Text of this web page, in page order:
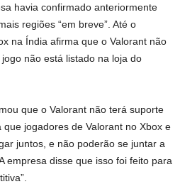
havia confirmado anteriormente
regiões “em breve”. Até o
na Índia afirma que o Valorant não
não está listado na loja do
que o Valorant não terá suporte
jogadores de Valorant no Xbox e
juntos, e não poderão se juntar a
empresa disse que isso foi feito para